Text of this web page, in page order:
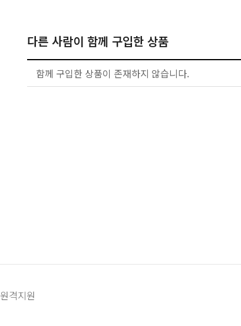
다른 사람이 함께 구입한 상품
함께 구입한 상품이 존재하지 않습니다.
원격지원